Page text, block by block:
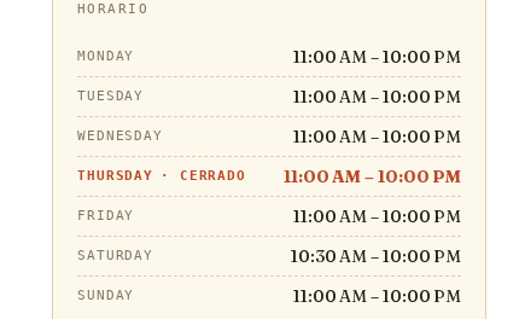
HORARIO
MONDAY 11:00 AM – 10:00 PM
TUESDAY 11:00 AM – 10:00 PM
WEDNESDAY 11:00 AM – 10:00 PM
THURSDAY · CERRADO 11:00 AM – 10:00 PM
FRIDAY 11:00 AM – 10:00 PM
SATURDAY 10:30 AM – 10:00 PM
SUNDAY 11:00 AM – 10:00 PM